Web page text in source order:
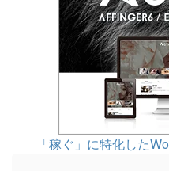
「稼ぐ」に特化した